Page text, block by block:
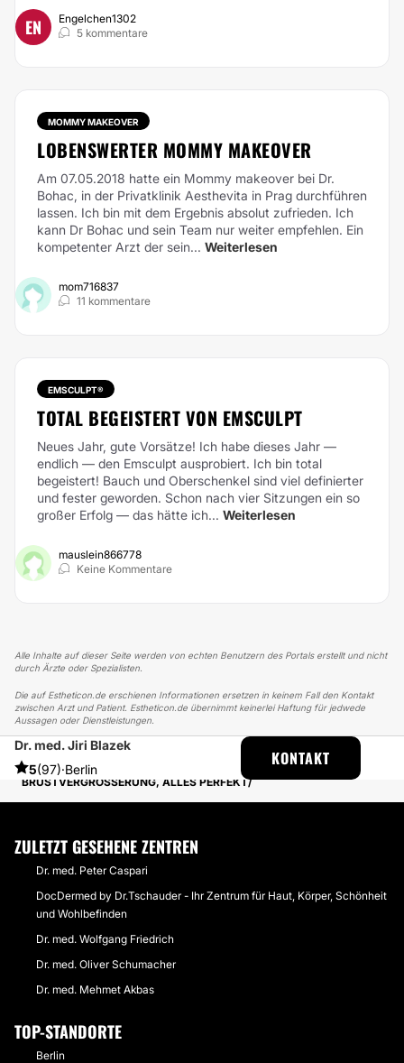
EN
Engelchen1302
5 kommentare
MOMMY MAKEOVER
LOBENSWERTER MOMMY MAKEOVER
Am 07.05.2018 hatte ein Mommy makeover bei Dr.
Bohac, in der Privatklinik Aesthevita in Prag durchführen
lassen. Ich bin mit dem Ergebnis absolut zufrieden. Ich
kann Dr Bohac und sein Team nur weiter empfehlen. Ein
kompetenter Arzt der sein... Weiterlesen
mom716837
11 kommentare
EMSCULPT®
TOTAL BEGEISTERT VON EMSCULPT
Neues Jahr, gute Vorsätze! Ich habe dieses Jahr —
endlich — den Emsculpt ausprobiert. Ich bin total
begeistert! Bauch und Oberschenkel sind viel definierter
und fester geworden. Schon nach vier Sitzungen ein so
großer Erfolg — das hätte ich... Weiterlesen
mauslein866778
Keine Kommentare
Alle Inhalte auf dieser Seite werden von echten Benutzern des Portals erstellt und nicht
durch Ärzte oder Spezialisten.
Die auf Estheticon.de erschienen Informationen ersetzen in keinem Fall den Kontakt
zwischen Arzt und Patient. Estheticon.de übernimmt keinerlei Haftung für jedwede
Aussagen oder Dienstleistungen.
Dr. med. Jiri Blazek
5(97)·Berlin
KONTAKT
ESTHETICON
ERFAHRUNGSBERICHTE
ERFAHRUNGSBERICHTE ÜBER BRUSTVERGRÖSSERUNG
BRUSTVERGRÖSSERUNG, ALLES PERFEKT
ZULETZT GESEHENE ZENTREN
Dr. med. Peter Caspari
DocDermed by Dr.Tschauder - Ihr Zentrum für Haut, Körper, Schönheit
und Wohlbefinden
Dr. med. Wolfgang Friedrich
Dr. med. Oliver Schumacher
Dr. med. Mehmet Akbas
TOP-STANDORTE
Berlin